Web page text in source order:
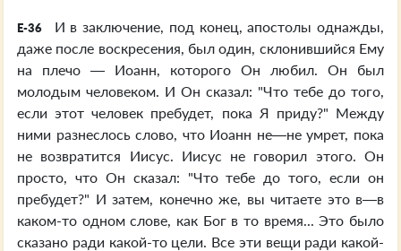
E-36
И в заключение, под конец, апостолы однажды,
даже после воскресения, был один, склонившийся Ему
на плечо — Иоанн, которого Он любил. Он был
молодым человеком. И Он сказал: "Что тебе до того,
если этот человек пребудет, пока Я приду?" Между
ними разнеслось слово, что Иоанн не—не умрет, пока
не возвратится Иисус. Иисус не говорил этого. Он
просто, что Он сказал: "Что тебе до того, если он
пребудет?" И затем, конечно же, вы читаете это в—в
каком-то одном слове, как Бог в то время... Это было
сказано ради какой-то цели. Все эти вещи ради какой-